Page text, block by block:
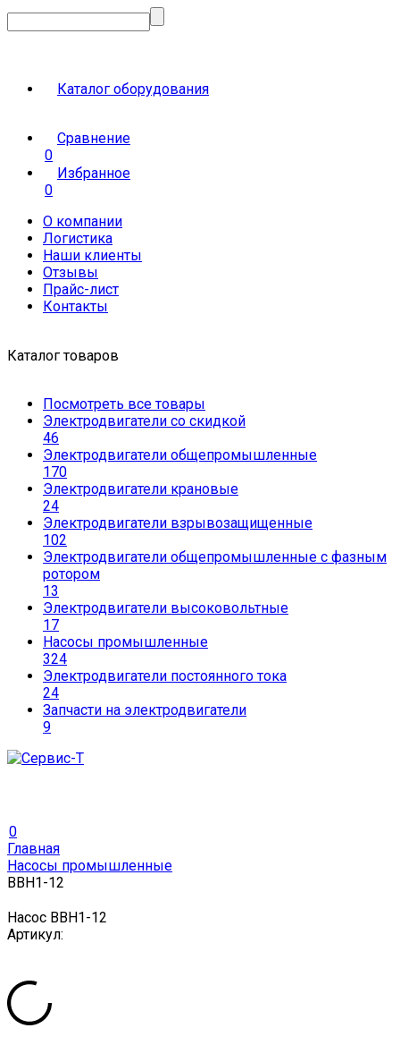
Каталог оборудования
Сравнение
0
Избранное
0
О компании
Логистика
Наши клиенты
Отзывы
Прайс-лист
Контакты
Каталог товаров
Посмотреть все товары
Электродвигатели со скидкой
46
Электродвигатели общепромышленные
170
Электродвигатели крановые
24
Электродвигатели взрывозащищенные
102
Электродвигатели общепромышленные с фазным
ротором
13
Электродвигатели высоковольтные
17
Насосы промышленные
324
Электродвигатели постоянного тока
24
Запчасти на электродвигатели
9
0
Главная
Насосы промышленные
ВВН1-12
Насос ВВН1-12
Артикул: